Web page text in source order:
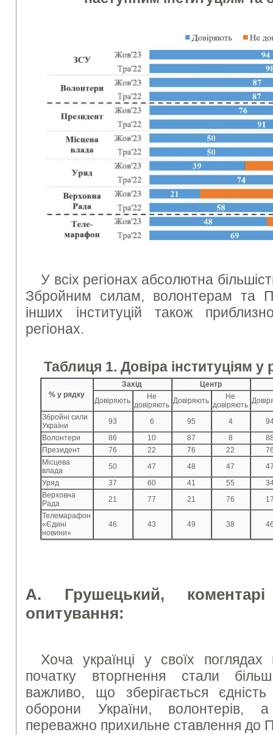
У всіх регіонах абсолютна
Збройним силам, волонтерам та
інших інституцій також
регіонах.
Таблиця 1. Довіра інституціям у
% у рядку
Захід
Центр
Довіряють
Не
довіряють Довіряють
Не
довіряють
Збройні сили
України
93 6 95 4
Волонтери
86 10 87 8
Президент
76 22 76 22
Місцева
влада
50 47 48 47
Уряд
37 60 41 55
Верховна
Рада
21 77 21 76
Телемарафон
«Єдині
новини»
46 43 49 38
А. Грушецький,
опитування:
Хоча українці у своїх поглядах
початку вторгнення стали
важливо, що зберігається
оборони України, волонтерів, а
переважно прихильне ставлення до